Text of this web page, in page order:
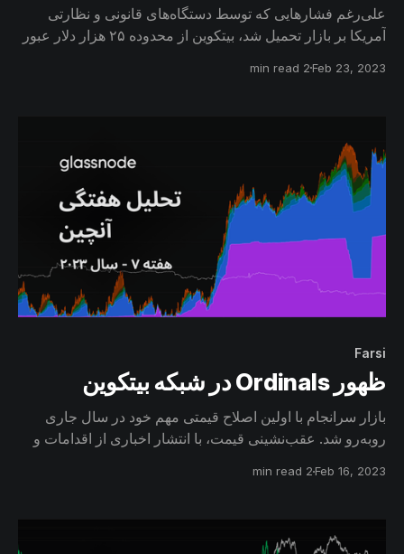
علی‌رغم فشارهایی که توسط دستگاه‌های قانونی و نظارتی
آمریکا بر بازار تحمیل شد، بیتکوین از محدوده ۲۵ هزار دلار عبور
بیتکوین ذخیره شده است. در همین فاصله رفتار سرمایه‌گذاران
Feb 23, 2023
2 min read
Farsi
ظهور Ordinal‌s در شبکه بیتکوین
بازار سرانجام با اولین اصلاح قیمتی مهم خود در سال جاری
روبه‌رو شد. عقب‌نشینی قیمت، با انتشار اخباری از اقدامات و
NFTها به شبکه بیتکوین، موج جدیدی از تقاضای غیرمنتظره
Feb 16, 2023
2 min read